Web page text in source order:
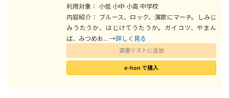
利用対象： 小低 小中 小高 中学校
内容紹介： ブルース、ロック、演歌にマーチ。しみじ
みうたうか、はじけてうたうか。ガイコツ、やまん
ば、みつめお... →詳しく見る
選書リストに追加
e-hon で購入